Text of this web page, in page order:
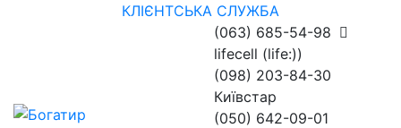
КЛІЄНТСЬКА СЛУЖБА
(063) 685-54-98
lifecell (life:))
(098) 203-84-30
Київстар
(050) 642-09-01